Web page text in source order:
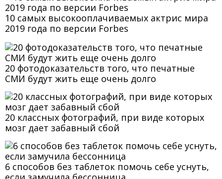
10 самых высокооплачиваемых актрис мира
2019 года по версии Forbes
20 фотодоказательств того, что печатные
СМИ будут жить еще очень долго
20 классных фотографий, при виде которых
мозг дает забавный сбой
6 способов без таблеток помочь себе уснуть,